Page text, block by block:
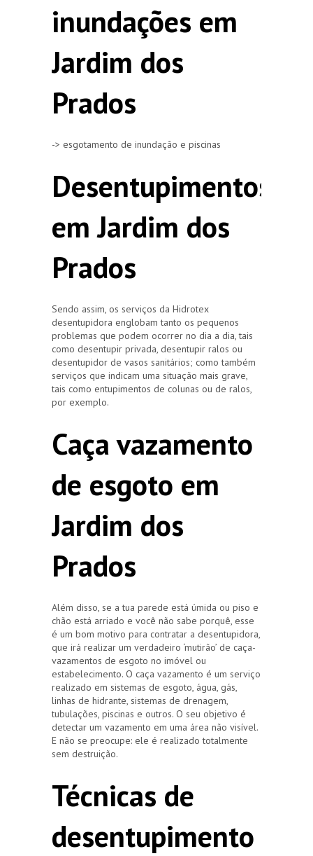
inundações em
Jardim dos
Prados
-> esgotamento de inundação e piscinas
Desentupimentos
em Jardim dos
Prados
Sendo assim, os serviços da Hidrotex
desentupidora englobam tanto os pequenos
problemas que podem ocorrer no dia a dia, tais
como desentupir privada, desentupir ralos ou
desentupidor de vasos sanitários; como também
serviços que indicam uma situação mais grave,
tais como entupimentos de colunas ou de ralos,
por exemplo.
Caça vazamento
de esgoto em
Jardim dos
Prados
Além disso, se a tua parede está úmida ou piso e
chão está arriado e você não sabe porquê, esse
é um bom motivo para contratar a desentupidora,
que irá realizar um verdadeiro ‘mutirão’ de caça-
vazamentos de esgoto no imóvel ou
estabelecimento. O caça vazamento é um serviço
realizado em sistemas de esgoto, água, gás,
linhas de hidrante, sistemas de drenagem,
tubulações, piscinas e outros. O seu objetivo é
detectar um vazamento em uma área não visível.
E não se preocupe: ele é realizado totalmente
sem destruição.
Técnicas de
desentupimento